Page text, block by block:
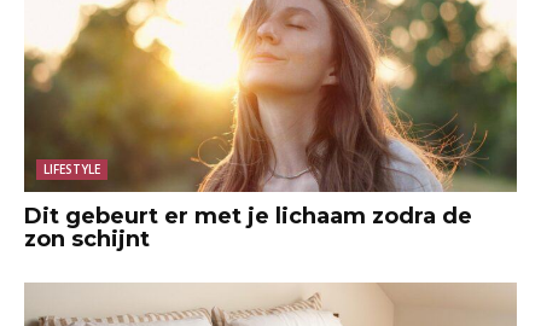
LIFESTYLE
Dit gebeurt er met je lichaam zodra de
zon schijnt